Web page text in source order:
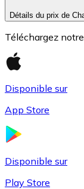
Détails du prix de
Téléchargez
Disponible sur
App Store
Disponible sur
Play Store